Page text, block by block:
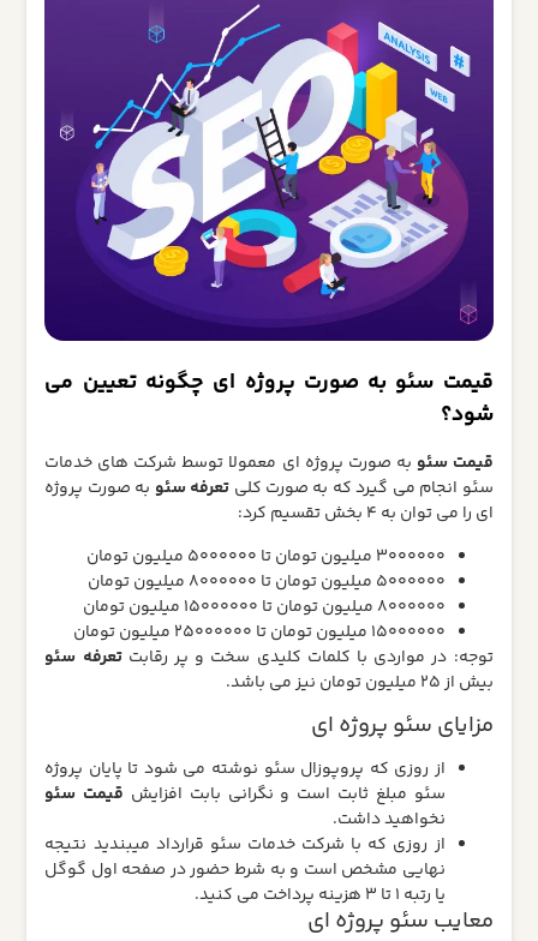
قیمت سئو به صورت پروژه ای چگونه تعیین می
شود؟
قیمت سئو به صورت پروژه ای معمولا توسط شرکت های خدمات
سئو انجام می گیرد که به صورت کلی تعرفه سئو به صورت پروژه
ای را می توان به 4 بخش تقسیم کرد:
3000000 میلیون تومان تا 5000000 میلیون تومان
5000000 میلیون تومان تا 8000000 میلیون تومان
8000000 میلیون تومان تا 15000000 میلیون تومان
15000000 میلیون تومان تا 25000000 میلیون تومان
توجه: در مواردی با کلمات کلیدی سخت و پر رقابتتعرفه سئو
بیش از 25 میلیون تومان نیز می باشد.
مزایای سئو پروژه ای
از روزی که پروپوزال سئو نوشته می شود تا پایان پروژه
سئو مبلغ ثابت است و نگرانی بابت افزایش قیمت سئو
نخواهید داشت.
از روزی که با شرکت خدمات سئو قرارداد میبندید نتیجه
نهایی مشخص است و به شرط حضور در صفحه اول گوگل
یا رتبه 1 تا 3 هزینه پرداخت می کنید.
معایب سئو پروژه ای